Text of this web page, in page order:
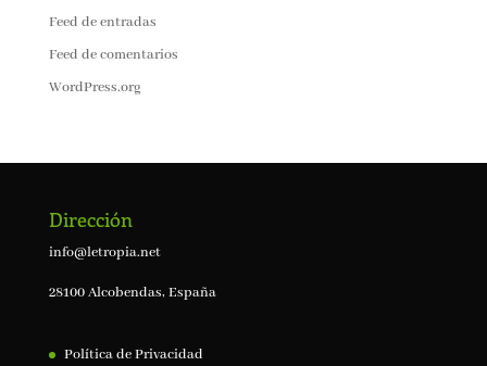
Feed de entradas
Feed de comentarios
WordPress.org
Dirección
info@letropia.net
28100 Alcobendas, España
Política de Privacidad